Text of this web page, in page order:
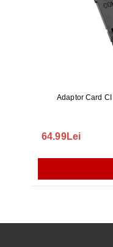
Adaptor Card
64.99Lei